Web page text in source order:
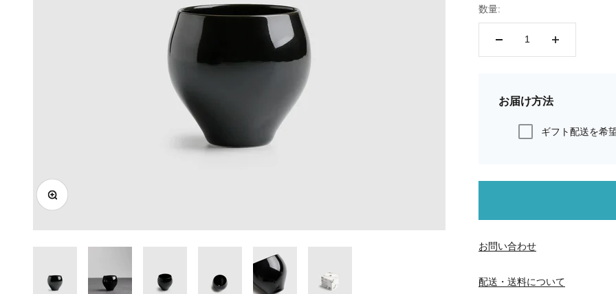
ズームイン
数量:
お届け方法
ギフト配送を希
お問い合わせ
配送・送料について